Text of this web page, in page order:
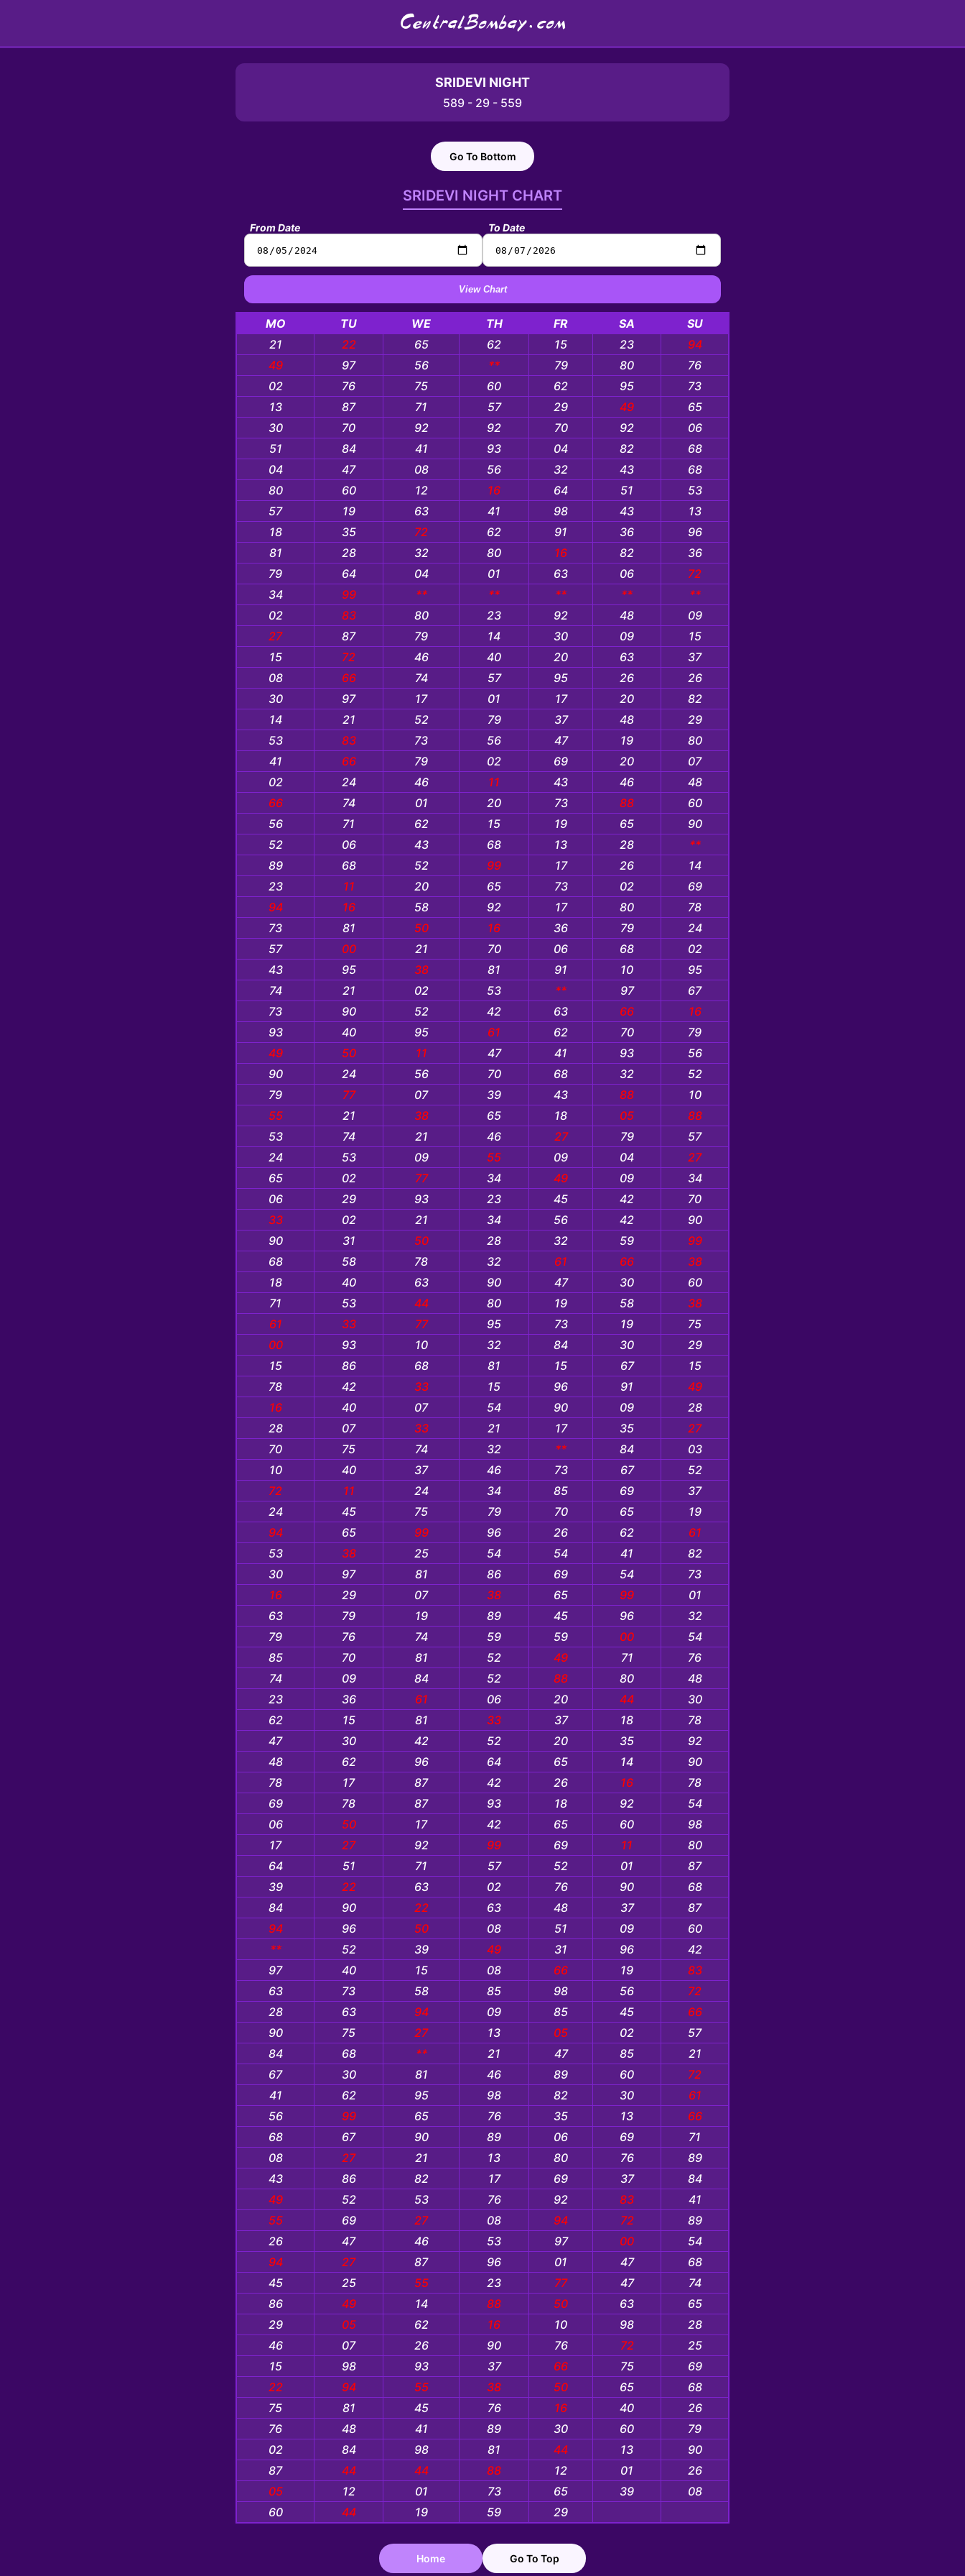
CentralBombay.com
SRIDEVI NIGHT
589 - 29 - 559
Go To Bottom
SRIDEVI NIGHT CHART
From Date To Date
View Chart
MO TU WE TH FR SA
SU
21
22 65 62 15 23
94
49
97 56 ** 79 80
76
02
76 75 60 62 95
73
13
87 71 57 29 49
65
30
70 92 92 70 92
06
51
84 41 93 04 82
68
04
47 08 56 32 43
68
80
60 12 16 64 51
53
57
19 63 41 98 43
13
18
35 72 62 91 36
96
81
28 32 80 16 82
36
79
64 04 01 63 06
72
34
99 ** ** ** **
**
02
83 80 23 92 48
09
27
87 79 14 30 09
15
15
72 46 40 20 63
37
08
66 74 57 95 26
26
30
97 17 01 17 20
82
14
21 52 79 37 48
29
53
83 73 56 47 19
80
41
66 79 02 69 20
07
02
24 46 11 43 46
48
66
74 01 20 73 88
60
56
71 62 15 19 65
90
52
06 43 68 13 28
**
89
68 52 99 17 26
14
23
11 20 65 73 02
69
94
16 58 92 17 80
78
73
81 50 16 36 79
24
57
00 21 70 06 68
02
43
95 38 81 91 10
95
74
21 02 53 ** 97
67
73
90 52 42 63 66
16
93
40 95 61 62 70
79
49
50 11 47 41 93
56
90
24 56 70 68 32
52
79
77 07 39 43 88
10
55
21 38 65 18 05
88
53
74 21 46 27 79
57
24
53 09 55 09 04
27
65
02 77 34 49 09
34
06
29 93 23 45 42
70
33
02 21 34 56 42
90
90
31 50 28 32 59
99
68
58 78 32 61 66
38
18
40 63 90 47 30
60
71
53 44 80 19 58
38
61
33 77 95 73 19
75
00
93 10 32 84 30
29
15
86 68 81 15 67
15
78
42 33 15 96 91
49
16
40 07 54 90 09
28
28
07 33 21 17 35
27
70
75 74 32 ** 84
03
10
40 37 46 73 67
52
72
11 24 34 85 69
37
24
45 75 79 70 65
19
94
65 99 96 26 62
61
53
38 25 54 54 41
82
30
97 81 86 69 54
73
16
29 07 38 65 99
01
63
79 19 89 45 96
32
79
76 74 59 59 00
54
85
70 81 52 49 71
76
74
09 84 52 88 80
48
23
36 61 06 20 44
30
62
15 81 33 37 18
78
47
30 42 52 20 35
92
48
62 96 64 65 14
90
78
17 87 42 26 16
78
69
78 87 93 18 92
54
06
50 17 42 65 60
98
17
27 92 99 69 11
80
64
51 71 57 52 01
87
39
22 63 02 76 90
68
84
90 22 63 48 37
87
94
96 50 08 51 09
60
**
52 39 49 31 96
42
97
40 15 08 66 19
83
63
73 58 85 98 56
72
28
63 94 09 85 45
66
90
75 27 13 05 02
57
84
68 ** 21 47 85
21
67
30 81 46 89 60
72
41
62 95 98 82 30
61
56
99 65 76 35 13
66
68
67 90 89 06 69
71
08
27 21 13 80 76
89
43
86 82 17 69 37
84
49
52 53 76 92 83
41
55
69 27 08 94 72
89
26
47 46 53 97 00
54
94
27 87 96 01 47
68
45
25 55 23 77 47
74
86
49 14 88 50 63
65
29
05 62 16 10 98
28
46
07 26 90 76 72
25
15
98 93 37 66 75
69
22
94 55 38 50 65
68
75
81 45 76 16 40
26
76
48 41 89 30 60
79
02
84 98 81 44 13
90
87
44 44 88 12 01
26
05
12 01 73 65 39
08
60
44 19 59 29
Home Go To Top